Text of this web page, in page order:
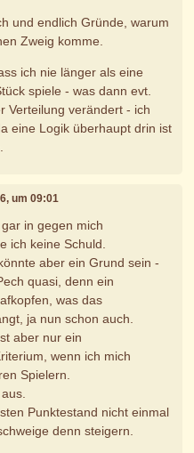
und endlich Gründe, warum
Zweig komme.
ich nie länger als eine
spiele - was dann evt.
Verteilung verändert - ich
eine Logik überhaupt drin ist
um 09:01
in gegen mich
ich keine Schuld.
aber ein Grund sein -
quasi, denn ein
was das
ja nun schon auch.
aber nur ein
wenn ich mich
Spielern.
Punktestand nicht einmal
denn steigern.